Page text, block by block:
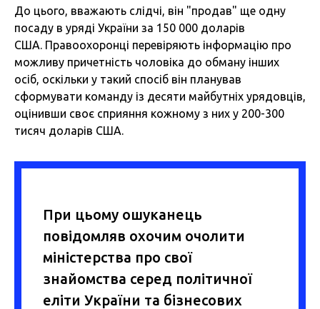
До цього, вважають слідчі, він "продав" ще одну
посаду в уряді України за 150 000 доларів
США. Правоохоронці перевіряють інформацію про
можливу причетність чоловіка до обману інших
осіб, оскільки у такий спосіб він планував
сформувати команду із десяти майбутніх урядовців,
оцінивши своє сприяння кожному з них у 200-300
тисяч доларів США.
При цьому ошуканець
повідомляв охочим очолити
міністерства про свої
знайомства серед політичної
еліти України та бізнесових